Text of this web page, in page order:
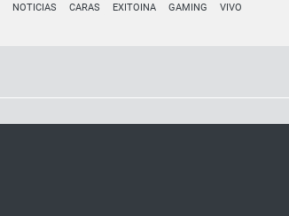
NOTICIAS CARAS EXITOINA GAMING VIVO